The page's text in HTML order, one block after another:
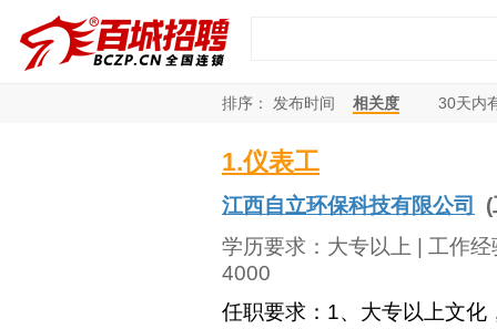
排序： 发布时间 相关度 30天内
1.仪表工
江西自立环保科技有限公司
学历要求： 大专以上 | 工作
4000
任职要求：1、大专以上文